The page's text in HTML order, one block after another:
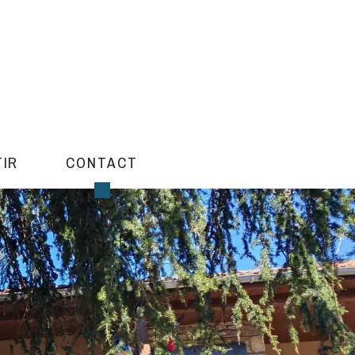
CONTACT